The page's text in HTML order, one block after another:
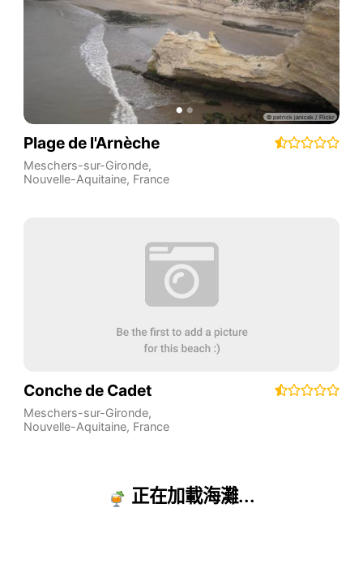
Plage de l'Arnèche
Meschers-sur-Gironde,
Nouvelle-Aquitaine, France
Conche de Cadet
Meschers-sur-Gironde,
Nouvelle-Aquitaine, France